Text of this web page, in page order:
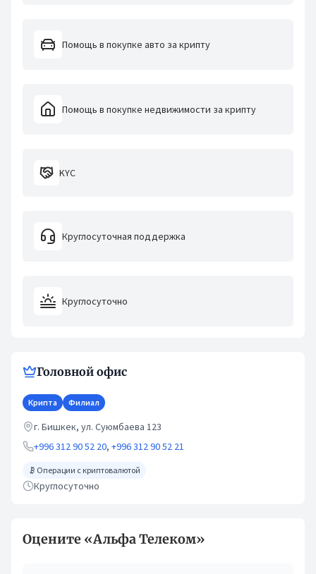
Помощь в покупке авто за крипту
Помощь в покупке недвижимости за крипту
KYC
Круглосуточная поддержка
Круглосуточно
Филиалы
Головной офис
Крипта Филиал
г. Бишкек, ул. Суюмбаева 123
+996 312 90 52 20, +996 312 90 52 21
Операции с криптовалютой
Круглосуточно
Оцените «Альфа Телеком»